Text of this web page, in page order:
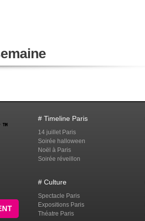
# Timeline Paris
14 juillet Paris
Soirée halloween
Noël à Paris
Soirée réveillon
# Culture
Spectacle Paris
Expositions Paris
Théatre Paris